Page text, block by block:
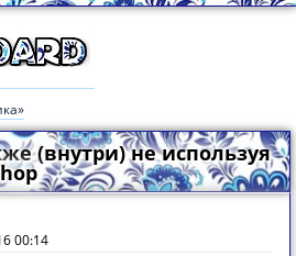
(внутри) не используя
00:14